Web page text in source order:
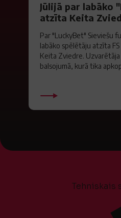
Jūlijā par labāko
atzīta Keita
Par "LuckyBet" Sieviešu
labāko spēlētāju atzīta
Keita Zviedre.
balsojumā, kurā tika
Tehniskais